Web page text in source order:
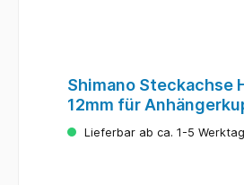
Shimano Steckachse
12mm für
Lieferbar ab ca. 1-5